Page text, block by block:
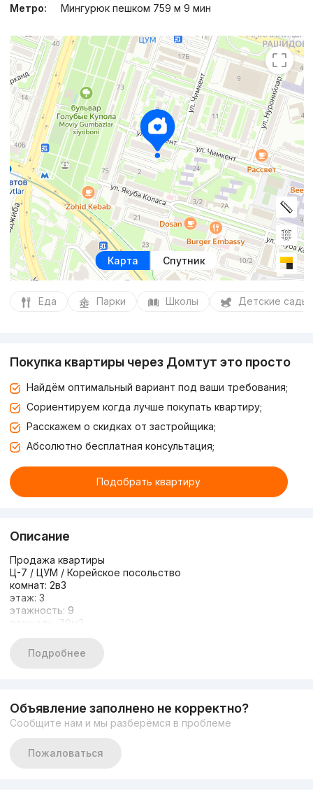
Метро:
Мингурюк пешком 759 м 9 мин
Карта Спутник
Еда Парки Школы Детские сады
Покупка квартиры через Домтут это просто
Найдём оптимальный вариант под ваши требования;
Сориентируем когда лучше покупать квартиру;
Расскажем о скидках от застройщика;
Абсолютно бесплатная консультация;
Подобрать квартиру
Описание
Продажа квартиры
Ц-7 / ЦУМ / Корейское посольство
комнат: 2в3
этаж: 3
этажность: 9
площадь: 70м2
цена: 165,000 $ (торг)
Подробнее
Объявление заполнено не корректно?
Сообщите нам и мы разберёмся в проблеме
Пожаловаться